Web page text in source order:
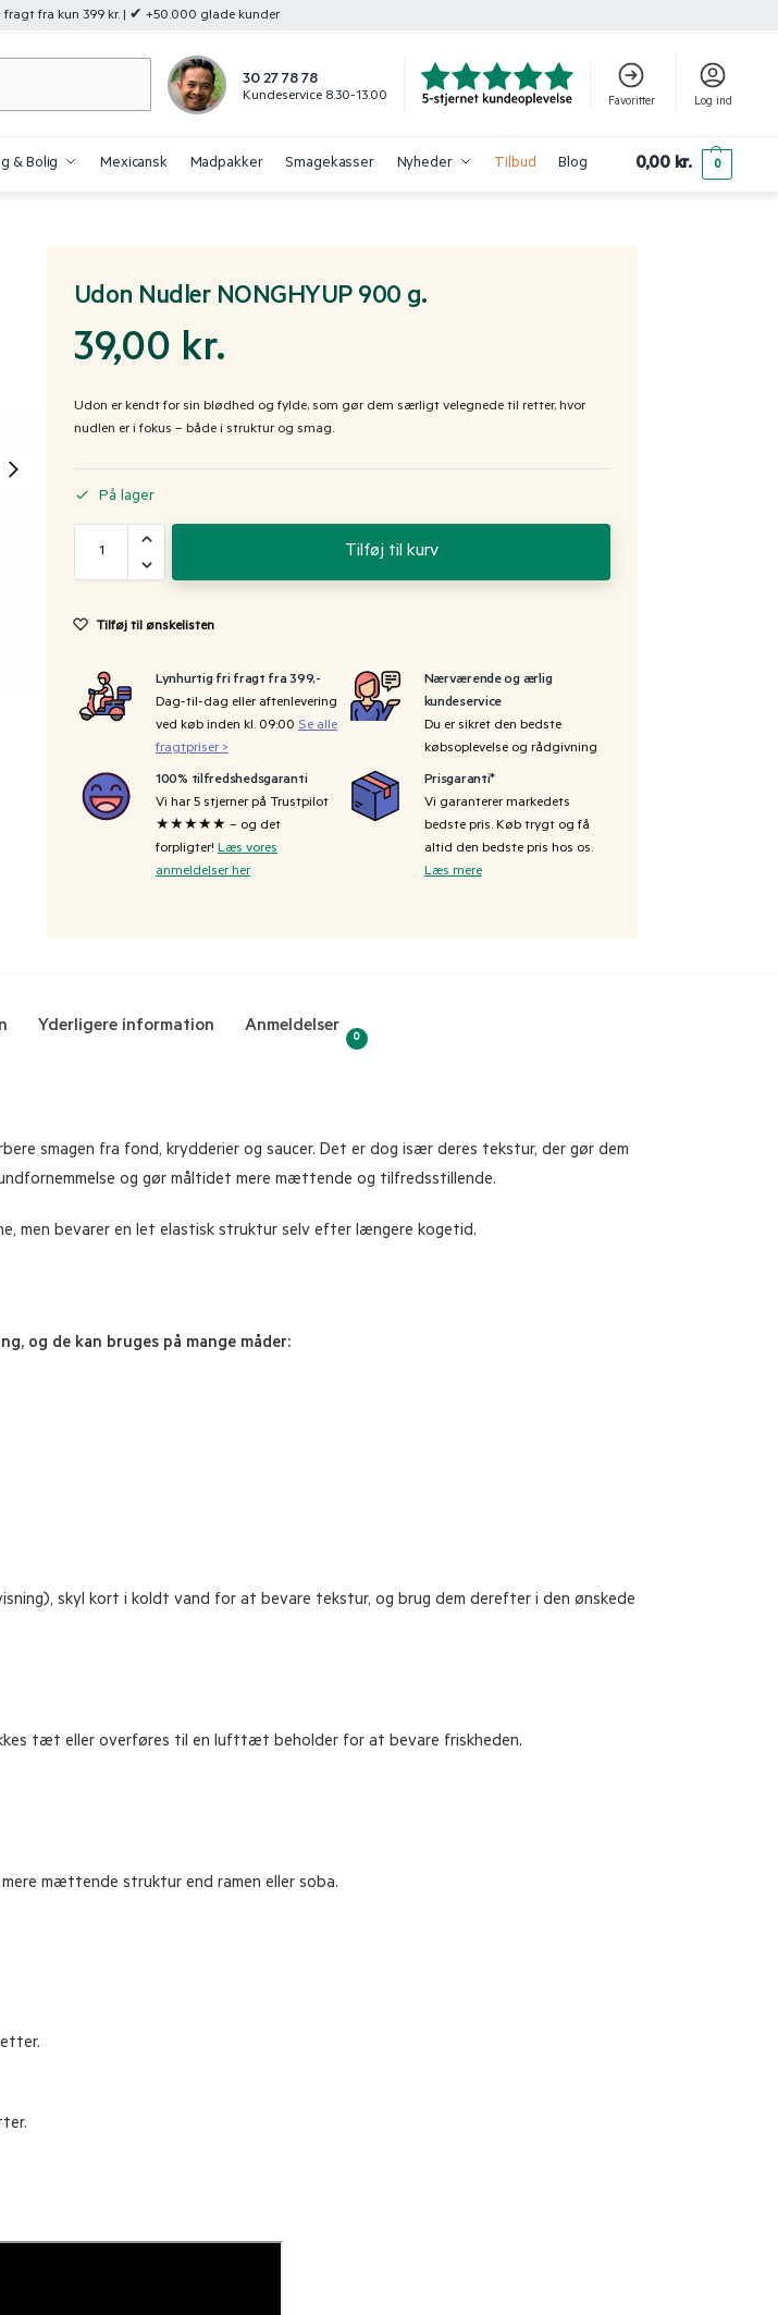
fra kun 399 kr. | ✔ +50.000 glade kunder
30 27 78 78
Kundeservice 8.30-13.00 Favoritter Log ind
& Bolig Mexicansk Madpakker Smagekasser Nyheder Tilbud Blog 0,00 kr. 0
Udon Nudler NONGHYUP 900 g.
39,00 kr.
Udon er kendt for sin blødhed og fylde, som gør dem særligt velegnede til retter, hvor
nudlen er i fokus – både i struktur og smag.
På lager
Tilføj til kurv
Tilføj til ønskelisten
Lynhurtig fri fragt fra 399,-
Dag-til-dag eller aftenlevering
ved køb inden kl. 09:00 Se alle
fragtpriser >
Nærværende og ærlig
kundeservice
Du er sikret den bedste
købsoplevelse og rådgivning
100% tilfredshedsgaranti
Vi har 5 stjerner på Trustpilot
★★★★★ – og det
forpligter! Læs vores
anmeldelser her
Prisgaranti*
Vi garanterer markedets
bedste pris. Køb trygt og få
altid den bedste pris hos os.
Læs mere
Yderligere information Anmeldelser
0
smagen fra fond, krydderier og saucer. Det er dog især deres tekstur, der gør dem
og gør måltidet mere mættende og tilfredsstillende.
men bevarer en let elastisk struktur selv efter længere kogetid.
og de kan bruges på mange måder:
skyl kort i koldt vand for at bevare tekstur, og brug dem derefter i den ønskede
tæt eller overføres til en lufttæt beholder for at bevare friskheden.
mættende struktur end ramen eller soba.